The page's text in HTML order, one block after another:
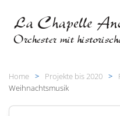
Zum Hauptinhalt
Home Projekte bis 2020
Weihnachtsmusik